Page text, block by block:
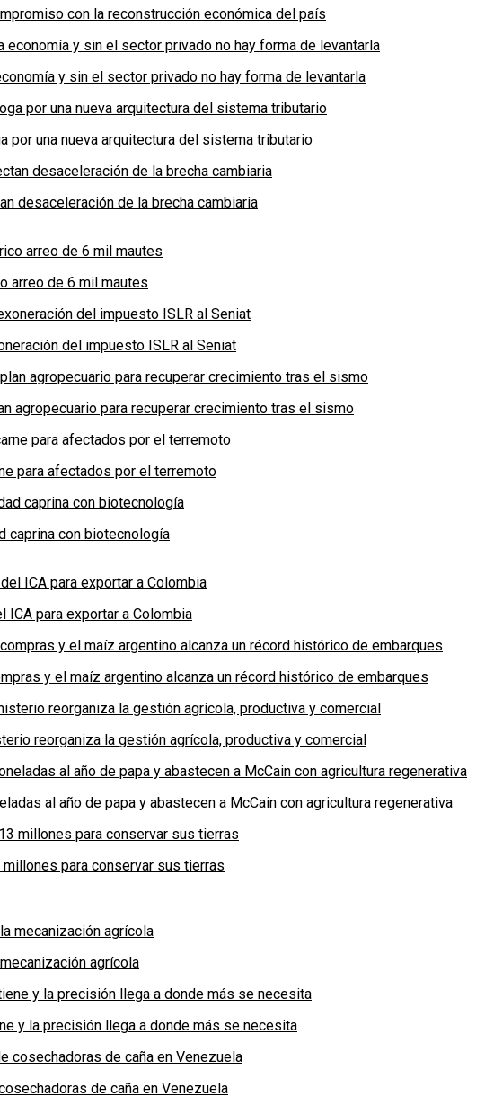
con la reconstrucción económica del país
y sin el sector privado no hay forma de levantarla
por una nueva arquitectura del sistema tributario
desaceleración de la brecha cambiaria
arreo de 6 mil mautes
del impuesto ISLR al Seniat
agropecuario para recuperar crecimiento tras el sismo
para afectados por el terremoto
caprina con biotecnología
ICA para exportar a Colombia
y el maíz argentino alcanza un récord histórico de embarques
reorganiza la gestión agrícola, productiva y comercial
al año de papa y abastecen a McCain con agricultura regenerativa
para conservar sus tierras
agrícola
y la precisión llega a donde más se necesita
de caña en Venezuela